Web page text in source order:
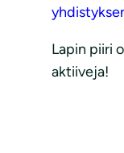
Lapin piiri
aktiiveja!